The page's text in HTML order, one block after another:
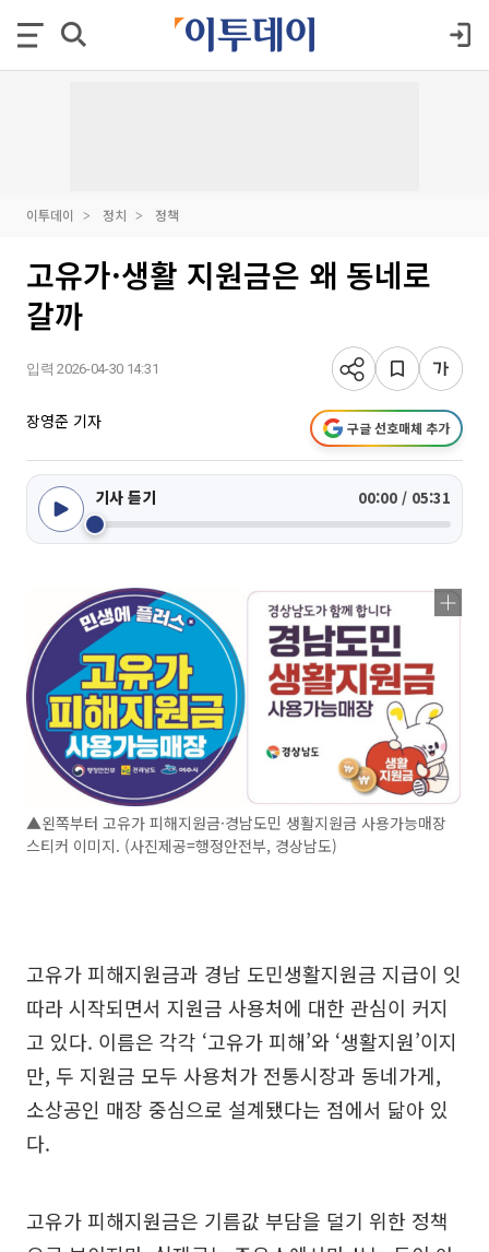
이투데이 정치 정책
고유가·생활 지원금은 왜 동네로
갈까
입력 2026-04-30 14:31
장영준 기자 구글 선호매체 추가
기사 듣기 00:00 / 05:31
▲왼쪽부터 고유가 피해지원금·경남도민 생활지원금 사용가능매장
스티커 이미지. (사진제공=행정안전부, 경상남도)
고유가 피해지원금과 경남 도민생활지원금 지급이 잇
따라 시작되면서 지원금 사용처에 대한 관심이 커지
고 있다. 이름은 각각 ‘고유가 피해’와 ‘생활지원’이지
만, 두 지원금 모두 사용처가 전통시장과 동네가게,
소상공인 매장 중심으로 설계됐다는 점에서 닮아 있
다.
고유가 피해지원금은 기름값 부담을 덜기 위한 정책